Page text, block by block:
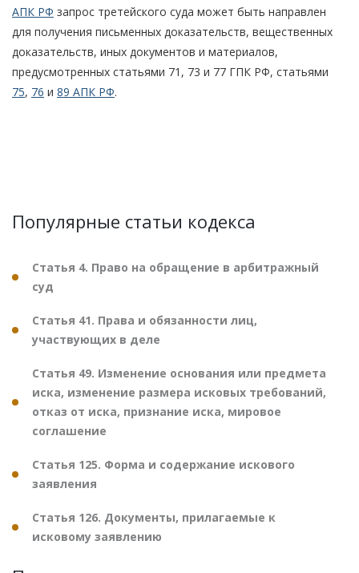
АПК РФ запрос третейского суда может быть направлен
для получения письменных доказательств, вещественных
доказательств, иных документов и материалов,
предусмотренных статьями 71, 73 и 77 ГПК РФ, статьями
75, 76 и 89 АПК РФ.
Популярные статьи кодекса
Статья 4. Право на обращение в арбитражный
суд
Статья 41. Права и обязанности лиц,
участвующих в деле
Статья 49. Изменение основания или предмета
иска, изменение размера исковых требований,
отказ от иска, признание иска, мировое
соглашение
Статья 125. Форма и содержание искового
заявления
Статья 126. Документы, прилагаемые к
исковому заявлению